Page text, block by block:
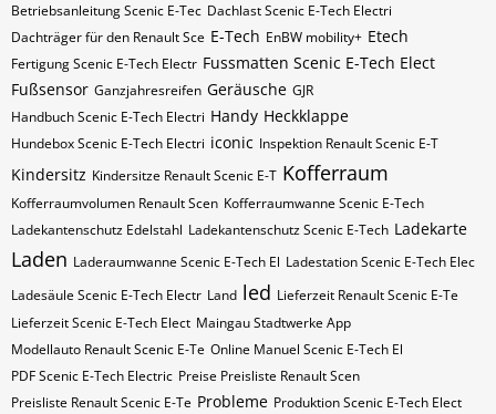
Betriebsanleitung Scenic E-Tec Dachlast Scenic E-Tech Electri
Dachträger für den Renault Sce E-Tech EnBW mobility+ Etech
Fertigung Scenic E-Tech Electr Fussmatten Scenic E-Tech Elect
Fußsensor Ganzjahresreifen Geräusche GJR
Handbuch Scenic E-Tech Electri Handy Heckklappe
Hundebox Scenic E-Tech Electri iconic Inspektion Renault Scenic E-T
Kindersitz Kindersitze Renault Scenic E-T Kofferraum
Kofferraumvolumen Renault Scen Kofferraumwanne Scenic E-Tech
Ladekantenschutz Edelstahl Ladekantenschutz Scenic E-Tech Ladekarte
Laden Laderaumwanne Scenic E-Tech El Ladestation Scenic E-Tech Elec
Ladesäule Scenic E-Tech Electr Land led Lieferzeit Renault Scenic E-Te
Lieferzeit Scenic E-Tech Elect Maingau Stadtwerke App
Modellauto Renault Scenic E-Te Online Manuel Scenic E-Tech El
PDF Scenic E-Tech Electric Preise Preisliste Renault Scen
Preisliste Renault Scenic E-Te Probleme Produktion Scenic E-Tech Elect